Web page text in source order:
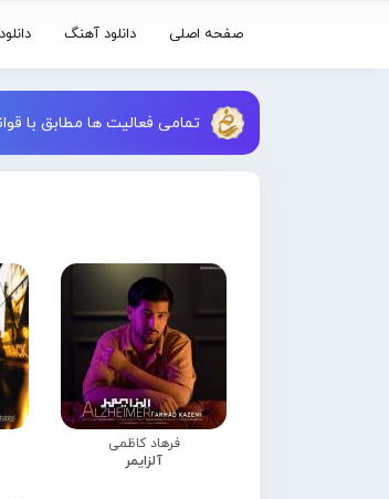
صفحه اصلی دانلود آهنگ
تمامی فعالیت ها مطابق با
فرهاد کاظمی
آلزایمر